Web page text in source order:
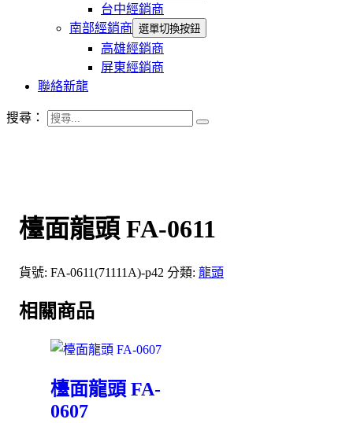
台中經銷商
南部經銷商 選單切換按鈕
高雄經銷商
屏東經銷商
聯絡新龍
搜尋：
檯面龍頭 FA-0611
貨號: FA-0611(71111A)-p42 分類: 龍頭
相關商品
檯面龍頭 FA-
0607